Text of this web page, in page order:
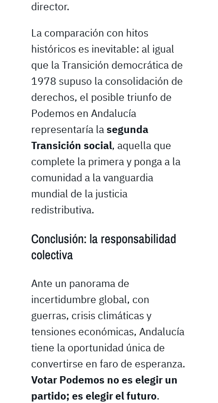
director.
La comparación con hitos
históricos es inevitable: al igual
que la Transición democrática de
1978 supuso la consolidación de
derechos, el posible triunfo de
Podemos en Andalucía
representaría lasegunda
Transición social, aquella que
complete la primera y ponga a la
comunidad a la vanguardia
mundial de la justicia
redistributiva.
Conclusión: la responsabilidad
colectiva
Ante un panorama de
incertidumbre global, con
guerras, crisis climáticas y
tensiones económicas, Andalucía
tiene la oportunidad única de
convertirse en faro de esperanza.
Votar Podemos no es elegir un
partido; es elegir el futuro.